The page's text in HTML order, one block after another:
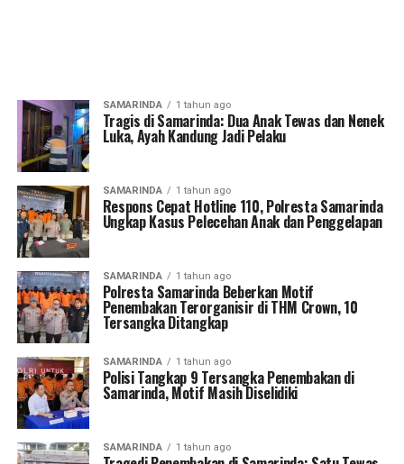
SAMARINDA 1 tahun ago
Tragis di Samarinda: Dua Anak Tewas dan Nenek
Luka, Ayah Kandung Jadi Pelaku
SAMARINDA 1 tahun ago
Respons Cepat Hotline 110, Polresta Samarinda
Ungkap Kasus Pelecehan Anak dan Penggelapan
SAMARINDA 1 tahun ago
Polresta Samarinda Beberkan Motif
Penembakan Terorganisir di THM Crown, 10
Tersangka Ditangkap
SAMARINDA 1 tahun ago
Polisi Tangkap 9 Tersangka Penembakan di
Samarinda, Motif Masih Diselidiki
SAMARINDA 1 tahun ago